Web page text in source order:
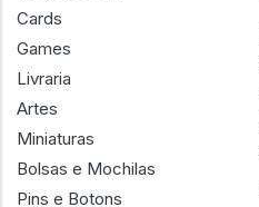
Cards
Games
Livraria
Artes
Miniaturas
Bolsas e Mochilas
Pins e Botons